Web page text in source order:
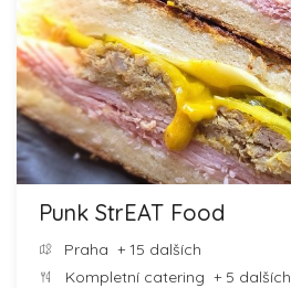
Punk StrEAT Food
Praha + 15 dalších
Kompletní catering + 5 dalších